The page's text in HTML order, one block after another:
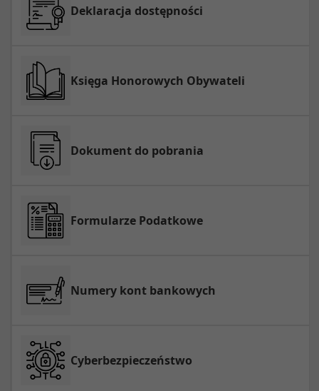
Deklaracja dostępności
Księga Honorowych Obywateli
Dokument do pobrania
Formularze Podatkowe
Numery kont bankowych
Cyberbezpieczeństwo